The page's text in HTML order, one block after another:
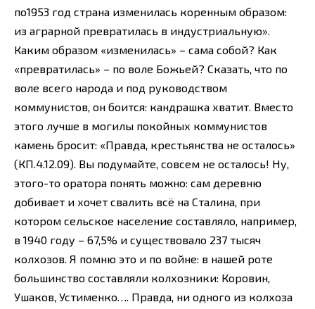
по1953 год страна изменилась коренным образом:
из аграрной превратилась в индустриальную».
Каким образом «изменилась» – сама собой? Как
«превратилась» – по воле Божьей? Сказать, что по
воле всего народа и под руководством
коммунистов, он боится: кандрашка хватит. Вместо
этого лучше в могилы покойных коммунистов
камень бросит: «Правда, крестьянства не осталось»
(КП.4.12.09). Вы подумайте, совсем не осталось! Ну,
этого-то оратора понять можно: сам деревню
добивает и хочет свалить всё на Сталина, при
котором сельское население составляло, например,
в 1940 году – 67,5% и существовало 237 тысяч
колхозов. Я помню это и по войне: в нашей роте
большинство составляли колхозники: Коровин,
Ушаков, Устименко…. Правда, ни одного из колхоза